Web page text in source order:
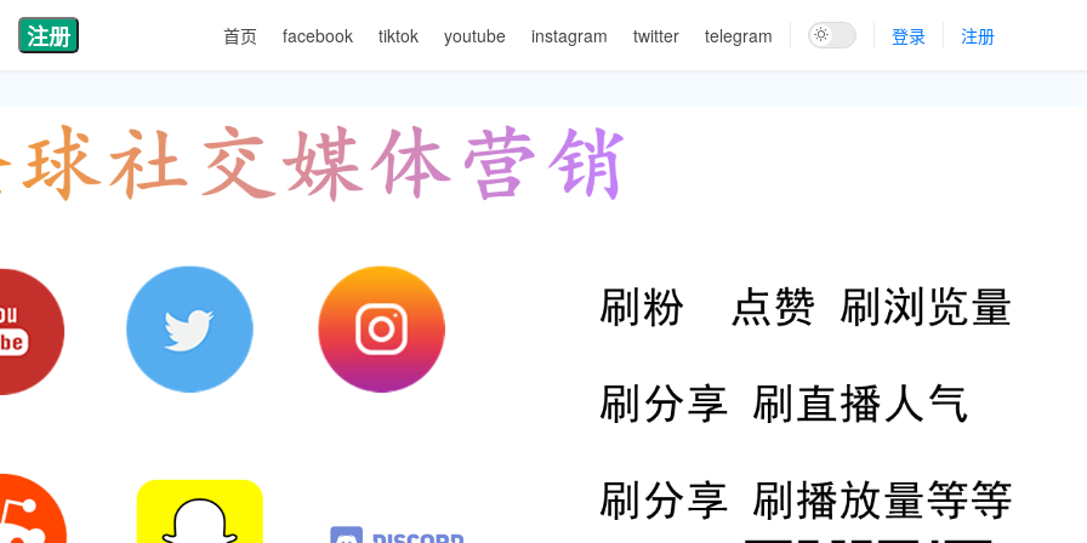
注册 首页 facebook tiktok youtube instagram twitter telegram 登录 注册